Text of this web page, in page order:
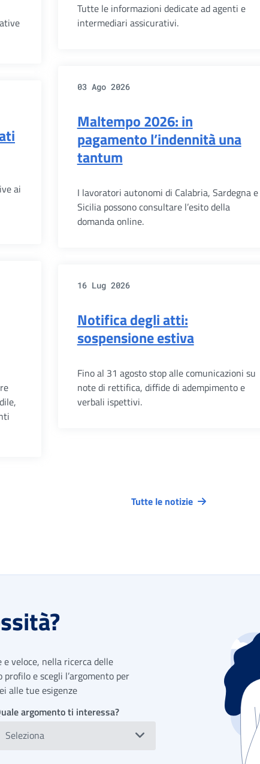
Tutte le informazioni dedicate ad agenti e
intermediari assicurativi.
ai
03 Ago 2026
Maltempo 2026: in
pagamento l’indennità una
tantum
I lavoratori autonomi di Calabria, Sardegna e
Sicilia possono consultare l’esito della
domanda online.
16 Lug 2026
Notifica degli atti:
sospensione estiva
Fino al 31 agosto stop alle comunicazioni su
note di rettifica, diffide di adempimento e
verbali ispettivi.
Tutte le notizie
veloce, nella ricerca delle
e scegli l’argomento per
alle tue esigenze
argomento ti interessa?
Seleziona